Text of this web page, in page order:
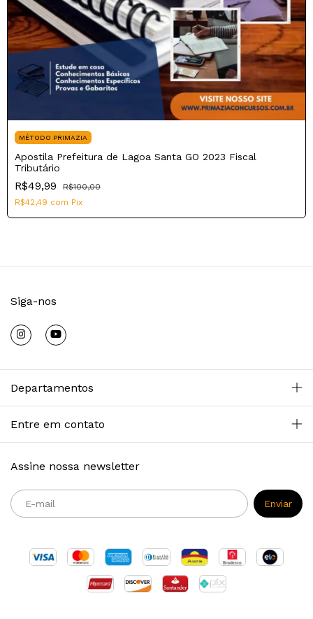
MÉTODO PRIMAZIA
Apostila Prefeitura de Lagoa Santa GO 2023 Fiscal
Tributário
R$49,99
R$100,00
R$42,49 com Pix
Siga-nos
Departamentos
Entre em contato
Assine nossa newsletter